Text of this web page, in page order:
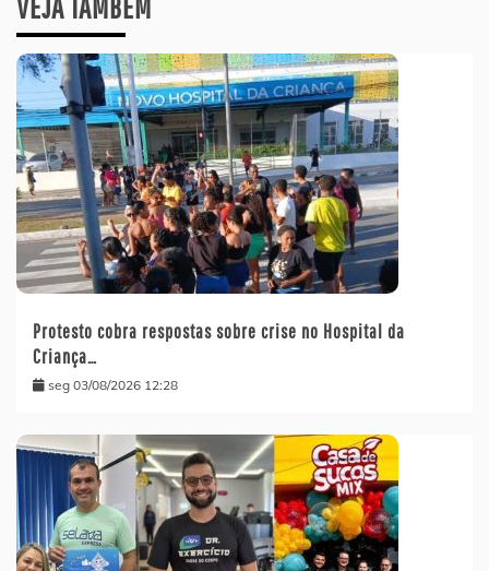
Protesto cobra respostas sobre crise no Hospital da
Criança…
seg 03/08/2026 12:28